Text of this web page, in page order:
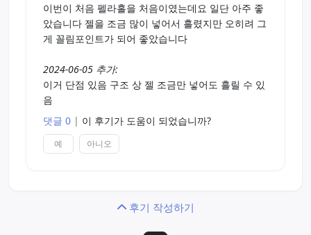
이번이 처음 펠라홀을 처음이였는데요 일단 아주 좋
았습니다 젤을 조금 많이 넣어서 흘렸지만 오히려 그
게 꼴림포인트가 되어 좋았습니다
2024-06-05 추가:
이거 단점 있음 구조 상 젤 조금만 넣어도 흘릴 수 있
음
댓글 0 | 이 후기가 도움이 되었습니까?
예 아니오
후기 작성하기